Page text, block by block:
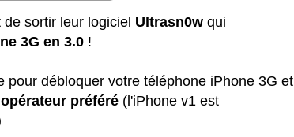
de sortir leur logiciel Ultrasn0w qui
3G en 3.0 !
pour débloquer votre téléphone iPhone 3G et
opérateur préféré (l'iPhone v1 est